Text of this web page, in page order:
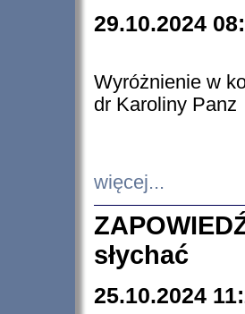
29.10.2024
Wyróżnienie w
dr Karoliny Panz
więcej...
słychać
25.10.2024